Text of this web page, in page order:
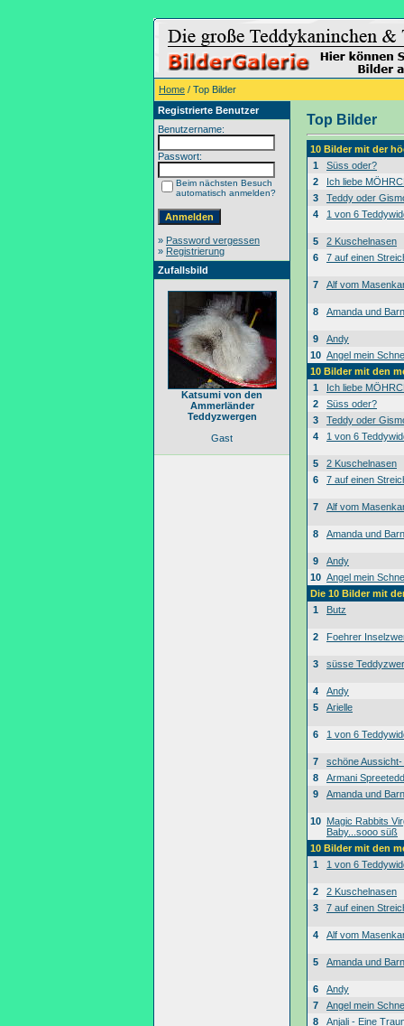
Home / Top Bilder
Registrierte Benutzer
Benutzername:
Passwort:
Beim nächsten Besuch
automatisch anmelden?
» Password vergessen
» Registrierung
Zufallsbild
Katsumi von den
Ammerländer
Teddyzwergen
Gast
Top Bilder
10 Bilder mit der
1
Süss oder?
2
Ich liebe
3
Teddy oder
4
1 von 6
5
2 Kuschelnasen
6
7 auf einen
7 Alf vom
8 Amanda und
9
Andy
10 Angel mein
10 Bilder mit den
1
Ich liebe
2
Süss oder?
3
Teddy oder
4
1 von 6
5
2 Kuschelnasen
6
7 auf einen
7 Alf vom
8 Amanda und
9
Andy
10 Angel mein
Die 10 Bilder mit
1
Butz
2 Foehrer
3 süsse
4
Andy
5
Arielle
6 1 von 6
7
schöne
8
Armani
9
Amanda und
10 Magic Rabbits
Baby...sooo süß
10 Bilder mit den
1
1 von 6
2
2 Kuschelnasen
3
7 auf einen
4 Alf vom
5 Amanda und
6
Andy
7
Angel mein
8
Anjali - Eine